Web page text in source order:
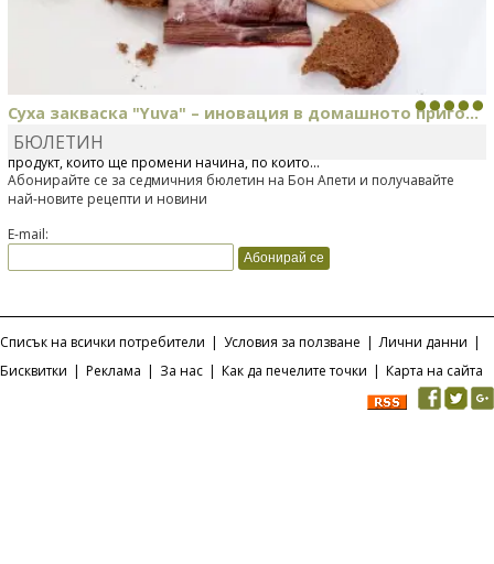
Суха закваска "Yuva" – иновация в домашното приго...
Отскоро Лесафр България стартира предлагането на изцяло нов
продукт, който ще промени начина, по който...
БЮЛЕТИН
Абонирайте се за седмичния бюлетин на Бон Апети и получавайте
най-новите рецепти и новини
E-mail:
Списък на всички потребители | Условия за ползване | Лични данни |
Бисквитки | Реклама | За нас | Как да печелите точки | Карта на сайта